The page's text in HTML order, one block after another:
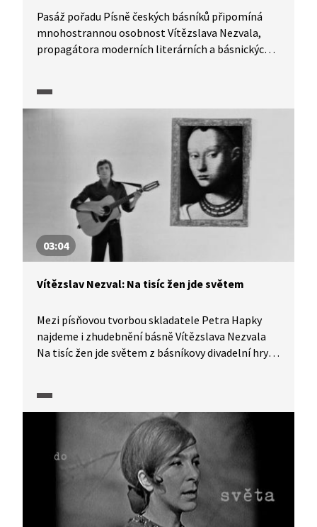
Pasáž pořadu Písně českých básníků připomíná
mnohostrannou osobnost Vítězslava Nezvala,
propagátora moderních literárních a básnických
československou literární scénu? To vám poví
03:04
Vítězslav Nezval: Na tisíc žen jde světem
Mezi písňovou tvorbou skladatele Petra Hapky
najdeme i zhudebnění básně Vítězslava Nezvala
Na tisíc žen jde světem z básníkovy divadelní hry
ve vybrané pasáži z pořadu Písně českých básníků.